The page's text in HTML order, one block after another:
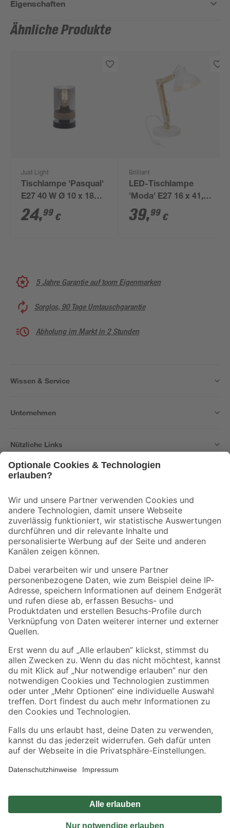
Eigenschaften
Ähnliche Produkte
Just Light
Tischlampe 'Pasqual'
E27 40 W Ø 10 x 18
cm
24,99 €
Brilliant
LED-Tischlampe
'Moda' E27 16 x 41,5 x
32 cm
39,99 €
5 Jahre Garantie auf toom Eigenmarken
Sorglos, 90 Tage Umtauschgarantie
Abholung im Markt in 2 Stunden
Wissen & Service
Unternehmen
Nützliche Links
Der toom Newsletter: Keine Angebote und Aktionen mehr verpassen!
Zur Newsletter Anmeldung
Folge uns
Zahlungsarten Versandarten
Sicher einkaufen
Jetzt die toom-App herunterladen
Alle Preisangaben in EUR inkl. gesetzl. MwSt.. Die dargestellten Angebote sind unter
Umständen nicht in allen Märkten verfügbar. Die angegebenen Verfügbarkeiten beziehen
Produkte nur solange der Vorrat reicht.
*Paketversand ab 59 € versandkostenfrei, gilt nicht für Artikel mit Speditionsversand, hier
Privatsphäre Impressum
Nutzungsbedingungen
Widerrufsrecht
Vertrag widerrufen